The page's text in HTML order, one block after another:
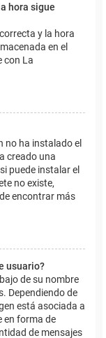
hora sigue
y la hora
en el
con La
no ha instalado el
creado una
puede instalar el
no existe,
encontrar más
usuario?
de su nombre
Dependiendo de
está asociada a
en forma de
de mensajes